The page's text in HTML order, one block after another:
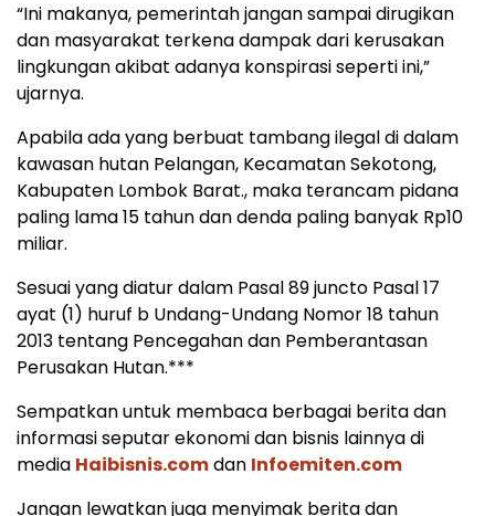
“Ini makanya, pemerintah jangan sampai dirugikan
dan masyarakat terkena dampak dari kerusakan
lingkungan akibat adanya konspirasi seperti ini,”
ujarnya.
Apabila ada yang berbuat tambang ilegal di dalam
kawasan hutan Pelangan, Kecamatan Sekotong,
Kabupaten Lombok Barat., maka terancam pidana
paling lama 15 tahun dan denda paling banyak Rp10
miliar.
Sesuai yang diatur dalam Pasal 89 juncto Pasal 17
ayat (1) huruf b Undang-Undang Nomor 18 tahun
2013 tentang Pencegahan dan Pemberantasan
Perusakan Hutan.***
Sempatkan untuk membaca berbagai berita dan
informasi seputar ekonomi dan bisnis lainnya di
media Haibisnis.comdan Infoemiten.com
Jangan lewatkan juga menyimak berita dan